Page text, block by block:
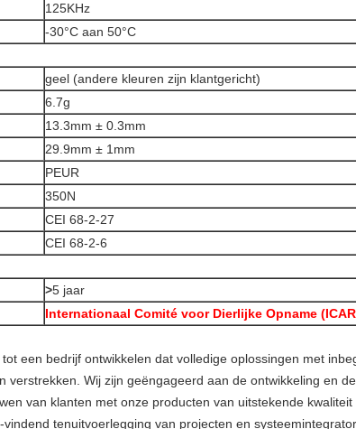
125KHz
-30°C aan 50°C
geel (andere kleuren zijn klantgericht)
6.7g
13.3mm ± 0.3mm
29.9mm ± 1mm
PEUR
350N
CEI 68-2-27
CEI 68-2-6
>5 jaar
Internationaal Comité voor Dierlijke Opname
een bedrijf ontwikkelen dat volledige oplossingen met
verstrekken. Wij zijn geëngageerd aan de ontwikkeling en
van klanten met onze producten van uitstekende
tenuitvoerlegging van projecten en